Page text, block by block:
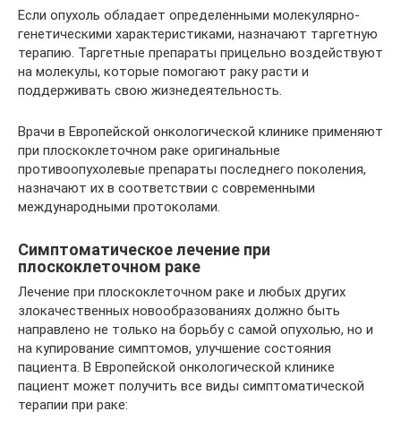
Если опухоль обладает определенными молекулярно-
генетическими характеристиками, назначают таргетную
терапию. Таргетные препараты прицельно воздействуют
на молекулы, которые помогают раку расти и
поддерживать свою жизнедеятельность.
Врачи в Европейской онкологической клинике применяют
при плоскоклеточном раке оригинальные
противоопухолевые препараты последнего поколения,
назначают их в соответствии с современными
международными протоколами.
Симптоматическое лечение при
плоскоклеточном раке
Лечение при плоскоклеточном раке и любых других
злокачественных новообразованиях должно быть
направлено не только на борьбу с самой опухолью, но и
на купирование симптомов, улучшение состояния
пациента. В Европейской онкологической клинике
пациент может получить все виды симптоматической
терапии при раке: